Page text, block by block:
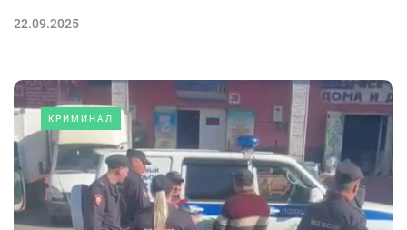
22.09.2025
КРИМИНАЛ